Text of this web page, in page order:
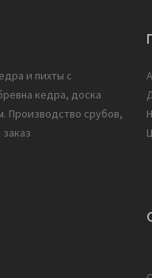
и пихты с
кедра, доска
Производство срубов,